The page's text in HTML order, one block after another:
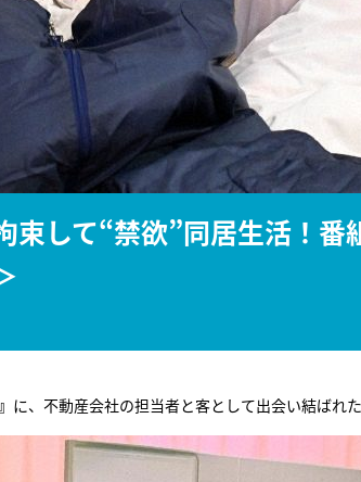
して“禁欲”同居生活！番
に、不動産会社の担当者と客として出会い結ばれ